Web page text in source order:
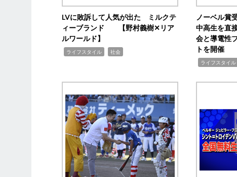
LVに敗訴して人気が出た ミルクテ
ィーブランド 【野村義樹✕リア
ルワールド】
ライフスタイル 社会
ノーベル賞
中高生を直
会と導電性
トを開催
ライフスタイル